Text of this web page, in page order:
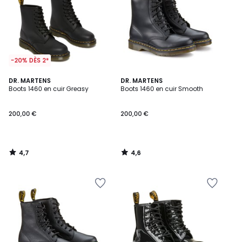
-20% DÈS 2*
DR. MARTENS
Boots 1460 en cuir Greasy
200,00 €
4,7
/ 5
4,7
/
DR. MARTENS
Boots 1460 en cuir Smooth
200,00 €
4,6
/ 5
4,6
/